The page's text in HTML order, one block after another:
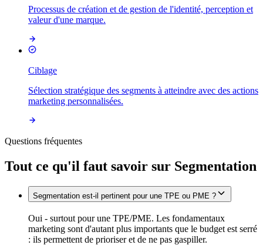
Processus de création et de gestion de l'identité, perception et
valeur d'une marque.
Ciblage
Sélection stratégique des segments à atteindre avec des actions
marketing personnalisées.
Questions fréquentes
Tout ce qu'il faut savoir sur Segmentation
Segmentation est-il pertinent pour une TPE ou PME ?
Oui - surtout pour une TPE/PME. Les fondamentaux
marketing sont d'autant plus importants que le budget est serré
: ils permettent de prioriser et de ne pas gaspiller.